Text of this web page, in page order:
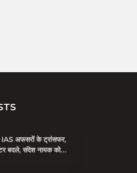
IAS अफसरों के ट्रांसफर,
बदले, संदेश नायक को